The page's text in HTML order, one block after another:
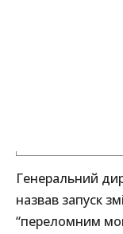
Генеральний
назвав запуск
“переломним